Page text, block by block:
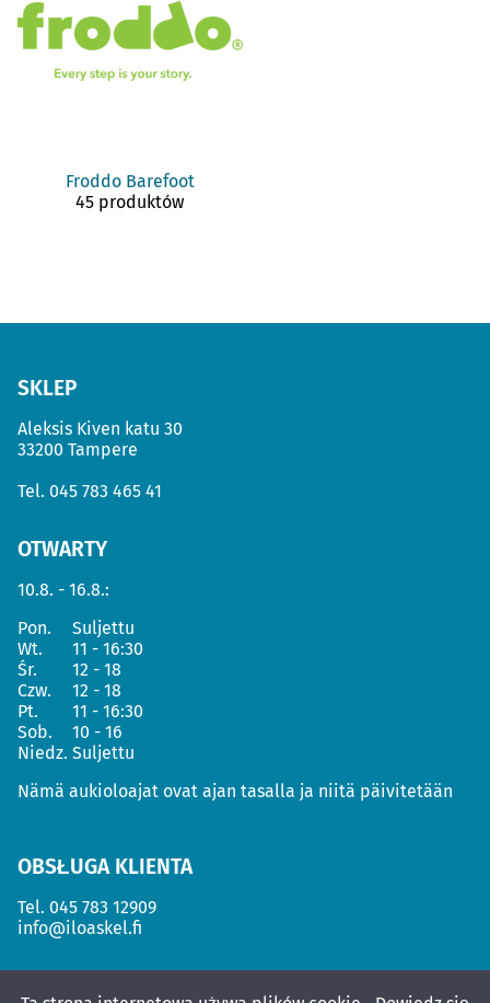
Froddo Barefoot
45 produktów
SKLEP
Aleksis Kiven katu 30
33200 Tampere
Tel. 045 783 465 41
OTWARTY
10.8. - 16.8.:
Pon.
Suljettu
Wt.
11 - 16:30
Śr.
12 - 18
Czw.
12 - 18
Pt.
11 - 16:30
Sob.
10 - 16
Niedz. Suljettu
Nämä aukioloajat ovat ajan tasalla ja niitä päivitetään
OBSŁUGA KLIENTA
Tel. 045 783 12909
info@iloaskel.fi